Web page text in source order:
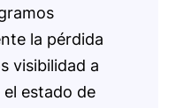
la pérdida
visibilidad a
estado de